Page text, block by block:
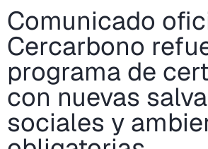
Comunicado
Cercarbono
programa de
con nuevas
sociales y